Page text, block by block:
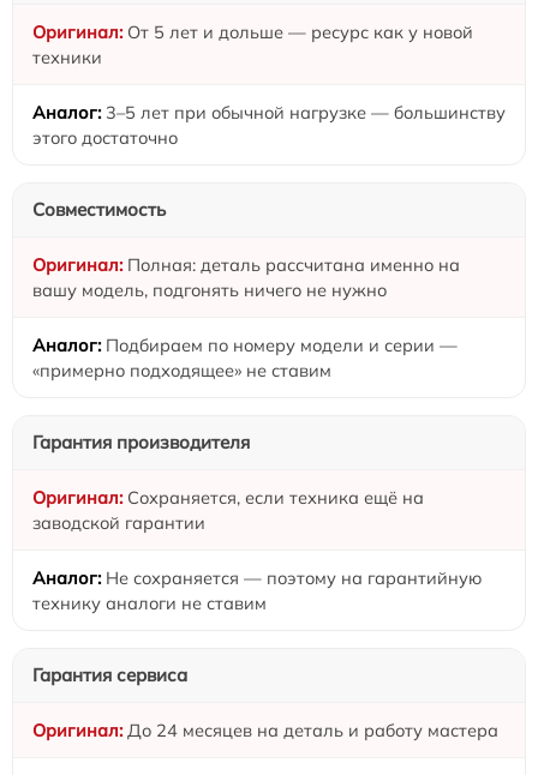
От 5 лет и дольше — ресурс как у новой
техники
3–5 лет при обычной нагрузке — большинству
этого достаточно
Совместимость
Полная: деталь рассчитана именно на
вашу модель, подгонять ничего не нужно
Подбираем по номеру модели и серии —
«примерно подходящее» не ставим
Гарантия производителя
Сохраняется, если техника ещё на
заводской гарантии
Не сохраняется — поэтому на гарантийную
технику аналоги не ставим
Гарантия сервиса
До 24 месяцев на деталь и работу мастера